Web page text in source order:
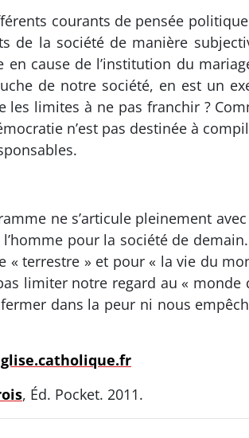
courants de pensée
de la société de manière
cause de l’institution du
de notre société, en est un
limites à ne pas franchir ?
n’est pas destinée à
ne s’articule pleinement
pour la société de
« terrestre » et pour « la vie du
limiter notre regard au « monde
dans la peur ni nous
, Éd. Pocket. 2011.